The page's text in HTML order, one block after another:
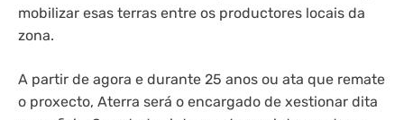
mobilizar esas terras entre os productores locais da
zona.
A partir de agora e durante 25 anos ou ata que remate
o proxecto, Aterra será o encargado de xestionar dita